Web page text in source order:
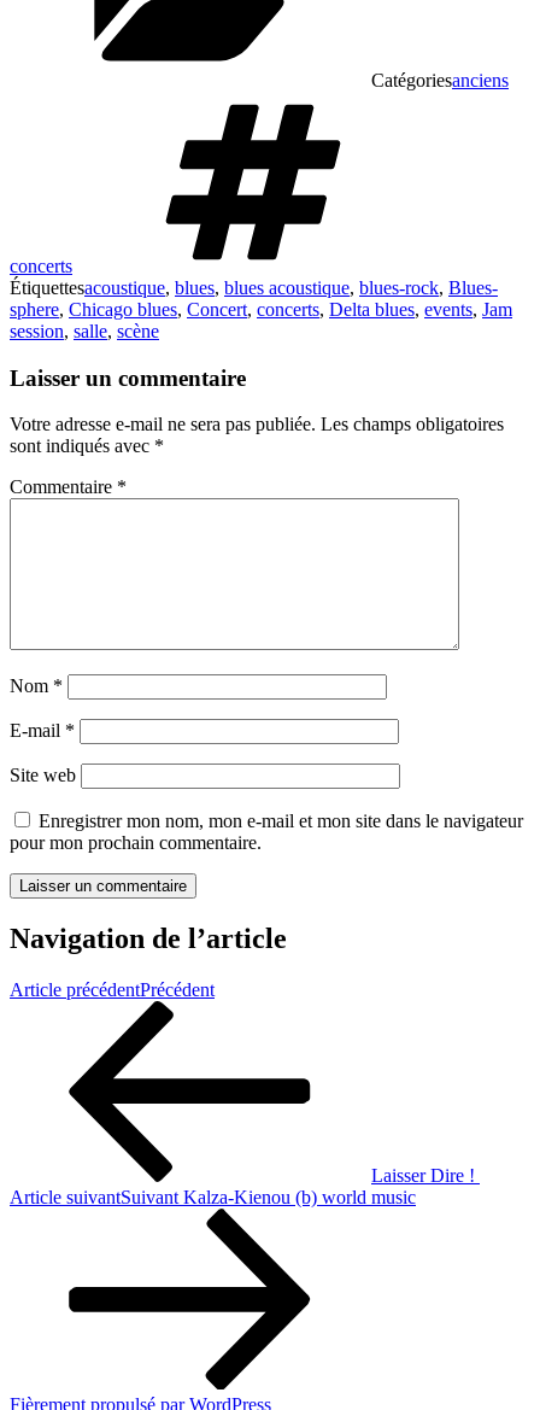
Catégoriesanciens
concerts
Étiquettesacoustique, blues, blues acoustique, blues-rock, Blues-
sphere, Chicago blues, Concert, concerts, Delta blues, events, Jam
session, salle, scène
Laisser un commentaire
Votre adresse e-mail ne sera pas publiée. Les champs obligatoires
sont indiqués avec *
Commentaire *
Nom *
E-mail *
Site web
Enregistrer mon nom, mon e-mail et mon site dans le navigateur
pour mon prochain commentaire.
Navigation de l’article
Article précédentPrécédent
Laisser Dire !
Article suivantSuivant Kalza-Kienou (b) world music
Fièrement propulsé par WordPress